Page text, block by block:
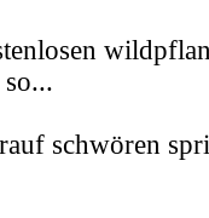
schwören